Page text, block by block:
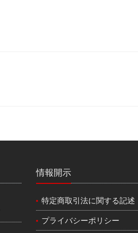
情報開示
特定商取引法に関する記述
プライバシーポリシー